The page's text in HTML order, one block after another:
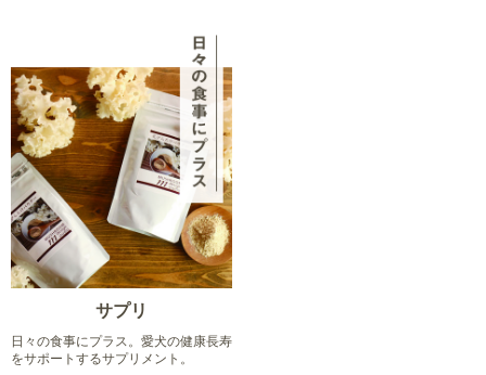
サプリ
日々の食事にプラス。愛犬の健康長寿
をサポートするサプリメント。